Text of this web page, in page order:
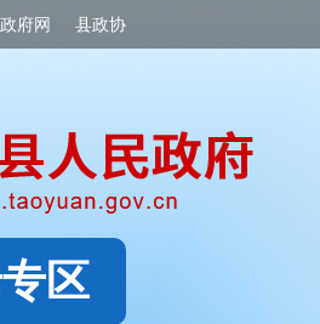
府网 县政协
区